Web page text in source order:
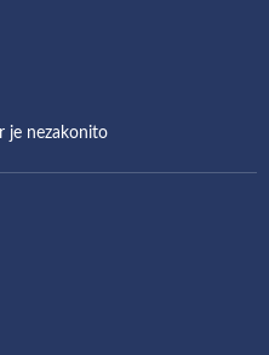
je nezakonito